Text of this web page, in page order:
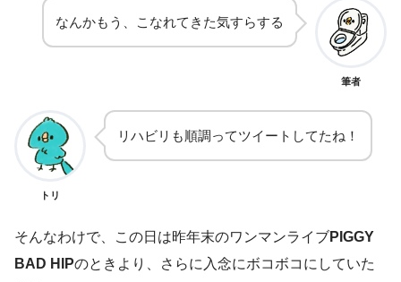
なんかもう、こなれてきた気すらする
筆者
トリ
リハビリも順調ってツイートしてたね！
そんなわけで、この日は昨年末のワンマンライブPIGGY
BAD HIPのときより、さらに入念にボコボコにしていた